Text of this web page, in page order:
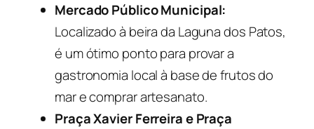
Mercado Público Municipal:
Localizado à beira da Laguna dos Patos,
é um ótimo ponto para provar a
gastronomia local à base de frutos do
mar e comprar artesanato.
Praça Xavier Ferreira e Praça